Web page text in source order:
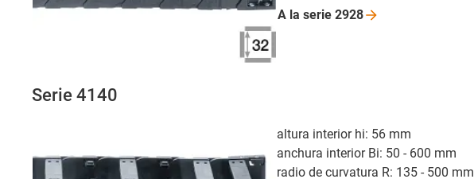
A la serie 2928
Serie 4140
altura interior hi: 56 mm
anchura interior Bi: 50 - 600 mm
radio de curvatura R: 135 - 500 mm